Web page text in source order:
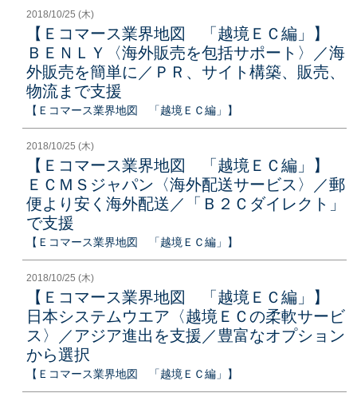
2018/10/25 (木)
【Ｅコマース業界地図 「越境ＥＣ編」】
ＢＥＮＬＹ〈海外販売を包括サポート〉／海
外販売を簡単に／ＰＲ、サイト構築、販売、
物流まで支援
【Ｅコマース業界地図 「越境ＥＣ編」】
2018/10/25 (木)
【Ｅコマース業界地図 「越境ＥＣ編」】
ＥＣＭＳジャパン〈海外配送サービス〉／郵
便より安く海外配送／「Ｂ２Ｃダイレクト」
で支援
【Ｅコマース業界地図 「越境ＥＣ編」】
2018/10/25 (木)
【Ｅコマース業界地図 「越境ＥＣ編」】
日本システムウエア〈越境ＥＣの柔軟サービ
ス〉／アジア進出を支援／豊富なオプション
から選択
【Ｅコマース業界地図 「越境ＥＣ編」】